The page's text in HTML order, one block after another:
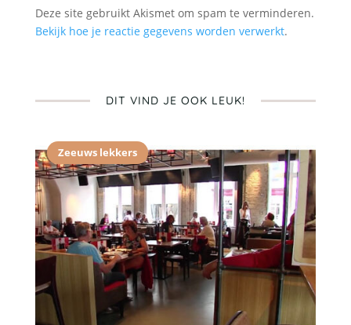
Deze site gebruikt Akismet om spam te verminderen.
Bekijk hoe je reactie gegevens worden verwerkt.
DIT VIND JE OOK LEUK!
Zeeuws lekkers